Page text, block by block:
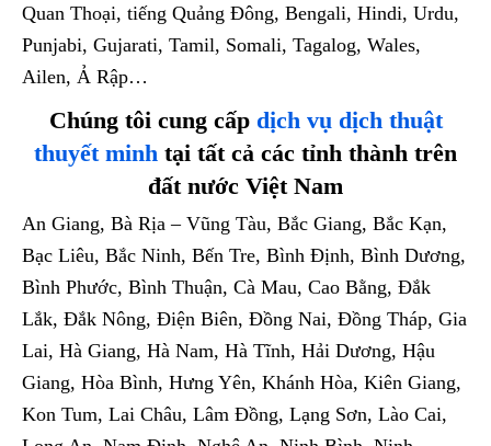
Quan Thoại, tiếng Quảng Đông, Bengali, Hindi, Urdu,
Punjabi, Gujarati, Tamil, Somali, Tagalog, Wales,
Ailen, Ả Rập…
Chúng tôi cung cấp dịch vụ dịch thuật
thuyết minh tại tất cả các tỉnh thành trên
đất nước Việt Nam
An Giang, Bà Rịa – Vũng Tàu, Bắc Giang, Bắc Kạn,
Bạc Liêu, Bắc Ninh, Bến Tre, Bình Định, Bình Dương,
Bình Phước, Bình Thuận, Cà Mau, Cao Bằng, Đắk
Lắk, Đắk Nông, Điện Biên, Đồng Nai, Đồng Tháp, Gia
Lai, Hà Giang, Hà Nam, Hà Tĩnh, Hải Dương, Hậu
Giang, Hòa Bình, Hưng Yên, Khánh Hòa, Kiên Giang,
Kon Tum, Lai Châu, Lâm Đồng, Lạng Sơn, Lào Cai,